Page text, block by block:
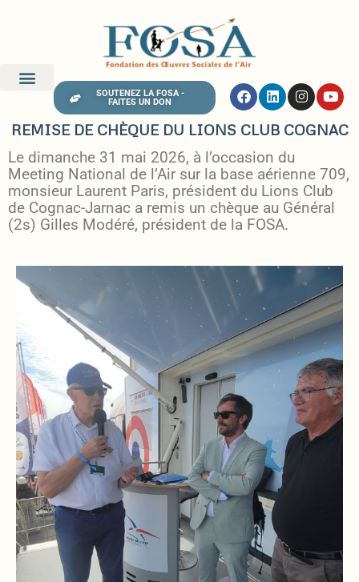
SOUTENEZ LA FOSA -
FAITES UN DON
REMISE DE CHÈQUE DU LIONS CLUB COGNAC
Le dimanche 31 mai 2026, à l’occasion du
Meeting National de l’Air sur la base aérienne 709,
monsieur Laurent Paris, président du Lions Club
de Cognac-Jarnac a remis un chèque au Général
(2s) Gilles Modéré, président de la FOSA.